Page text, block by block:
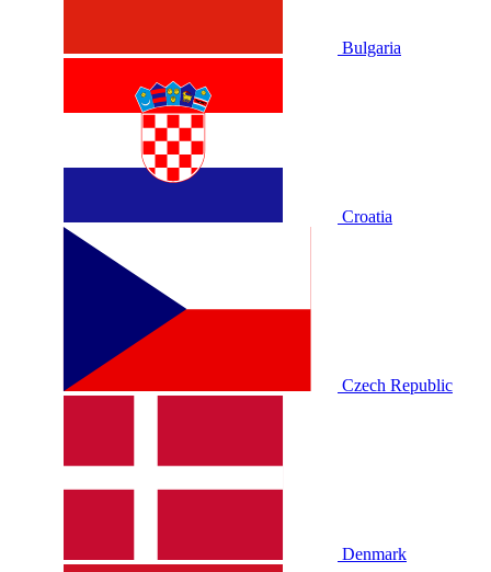
Bulgaria
Croatia
Czech Republic
Denmark